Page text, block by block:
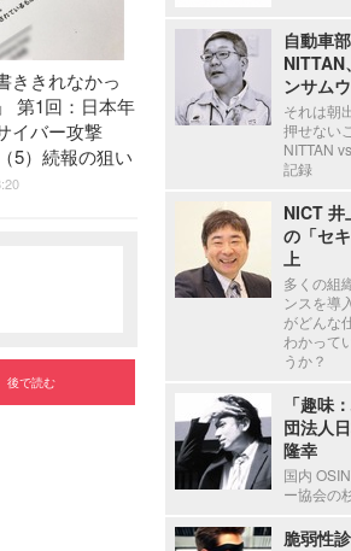
ききれなかっ
第1回：日本年
イバー攻撃
5）続報の狙い
後で読む
自動車
NITTAN
ンサム
それは朝
押せない
NITTAN
記録
NICT 井
の「セ
上
多くの組
ンスを導
がどんな
わかって
うか？
「趣味
団法人
隆幸
国内
ー協会の
脆弱性